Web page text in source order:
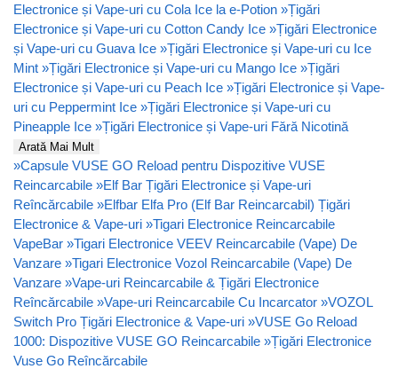
Electronice și Vape-uri cu Cola Ice la e-Potion »Țigări
Electronice și Vape-uri cu Cotton Candy Ice »Țigări Electronice
și Vape-uri cu Guava Ice »Țigări Electronice și Vape-uri cu Ice
Mint »Țigări Electronice și Vape-uri cu Mango Ice »Țigări
Electronice și Vape-uri cu Peach Ice »Țigări Electronice și Vape-
uri cu Peppermint Ice »Țigări Electronice și Vape-uri cu
Pineapple Ice »Țigări Electronice și Vape-uri Fără Nicotină
Arată Mai Mult
»Capsule VUSE GO Reload pentru Dispozitive VUSE
Reincarcabile »Elf Bar Țigări Electronice și Vape-uri
Reîncărcabile »Elfbar Elfa Pro (Elf Bar Reincarcabil) Țigări
Electronice & Vape-uri »Tigari Electronice Reincarcabile
VapeBar »Tigari Electronice VEEV Reincarcabile (Vape) De
Vanzare »Tigari Electronice Vozol Reincarcabile (Vape) De
Vanzare »Vape-uri Reincarcabile & Țigări Electronice
Reîncărcabile »Vape-uri Reincarcabile Cu Incarcator »VOZOL
Switch Pro Țigări Electronice & Vape-uri »VUSE Go Reload
1000: Dispozitive VUSE GO Reincarcabile »Țigări Electronice
Vuse Go Reîncărcabile